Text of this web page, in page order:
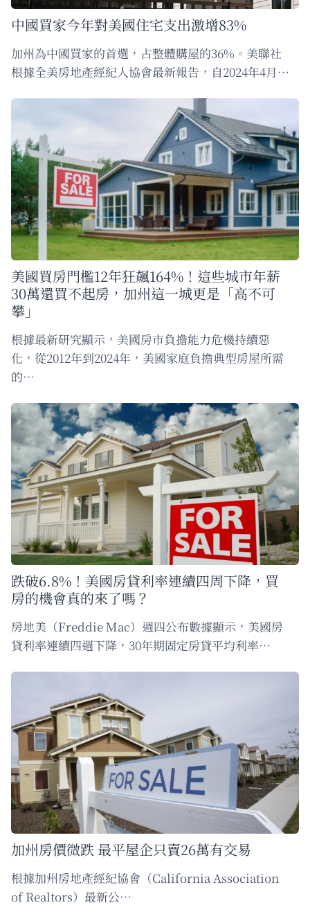
中國買家今年對美國住宅支出激增83%
加州為中國買家的首選，占整體購屋的36%。美聯社
根據全美房地產經紀人協會最新報告，自2024年4月…
美國買房門檻12年狂飆164%！這些城市年薪
30萬還買不起房，加州這一城更是「高不可
攀」
根據最新研究顯示，美國房市負擔能力危機持續惡
化，從2012年到2024年，美國家庭負擔典型房屋所需
的…
跌破6.8%！美國房貸利率連續四周下降，買
房的機會真的來了嗎？
房地美（Freddie Mac）週四公布數據顯示，美國房
貸利率連續四週下降，30年期固定房貸平均利率…
加州房價微跌 最平屋企只賣26萬有交易
根據加州房地產經紀協會（California Association
of Realtors）最新公…